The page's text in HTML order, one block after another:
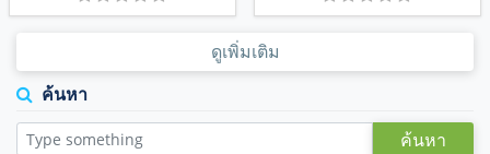
ดูเพิ่มเติม
ค้นหา
ค้นหา